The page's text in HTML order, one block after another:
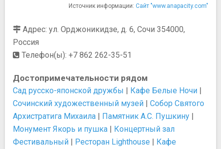
Источник информации: Сайт "www.anapacity.com"
Адрес: ул. Орджоникидзе, д. 6, Сочи 354000,
Россия
Телефон(ы): +7 862 262-35-51
Достопримечательности рядом
Сад русско-японской дружбы | Кафе Белые Ночи |
Сочинский художественный музей | Собор Святого
Архистратига Михаила | Памятник А.С. Пушкину |
Монумент Якорь и пушка | Концертный зал
Фестивальный | Ресторан Lighthouse | Кафе